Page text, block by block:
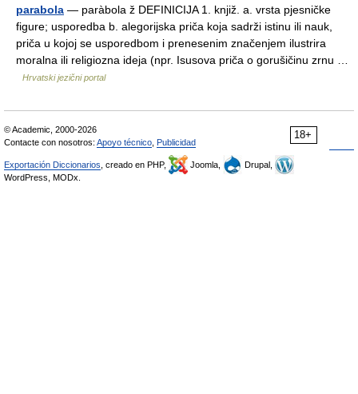
parabola — paràbola ž DEFINICIJA 1. knjiž. a. vrsta pjesničke
figure; usporedba b. alegorijska priča koja sadrži istinu ili nauk,
priča u kojoj se usporedbom i prenesenim značenjem ilustrira
moralna ili religiozna ideja (npr. Isusova priča o gorušičinu zrnu …
Hrvatski jezični portal
18+
© Academic, 2000-2026
Contacte con nosotros: Apoyo técnico Publicidad
Exportación Diccionarios , creado en PHP, Joomla,
Drupal,
WordPress, MODx.